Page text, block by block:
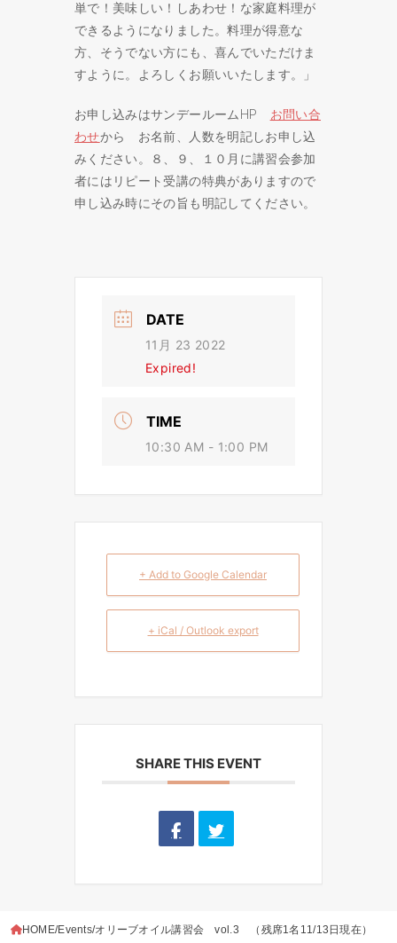
単で！美味しい！しあわせ！な家庭料理が
できるようになりました。料理が得意な
方、そうでない方にも、喜んでいただけま
すように。よろしくお願いいたします。」
お申し込みはサンデールームHP お問い合
わせから お名前、人数を明記しお申し込
みください。８、９、１０月に講習会参加
者にはリピート受講の特典がありますので
申し込み時にその旨も明記してください。
DATE
11月 23 2022
Expired!
TIME
10:30 AM - 1:00 PM
+ Add to Google Calendar
+ iCal / Outlook export
SHARE THIS EVENT
HOME Events オリーブオイル講習会 vol.3 （残席1名11/13日現在）